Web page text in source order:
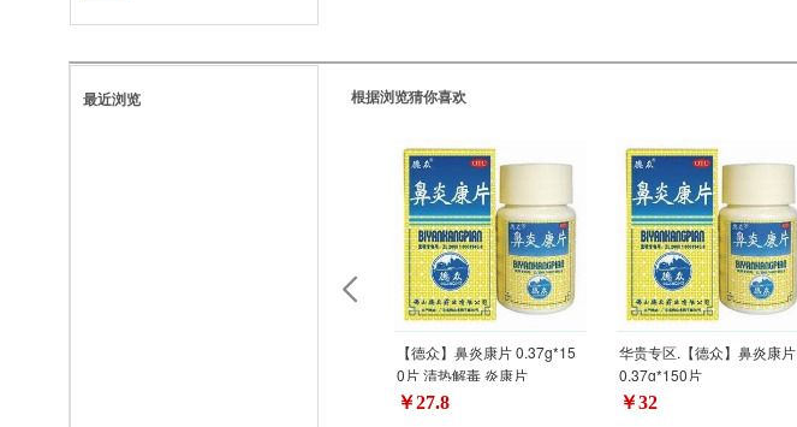
最近浏览 根据浏览猜你喜欢
【德众】鼻炎康片 0.37g*15
0片 清热解毒 炎康片
￥27.8
华贵专区.【德众】鼻炎康片
0.37g*150片
￥32